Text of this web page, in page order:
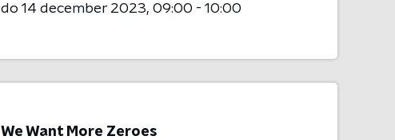
do 14 december 2023 09:00 - 10:00
We Want More Zeroes